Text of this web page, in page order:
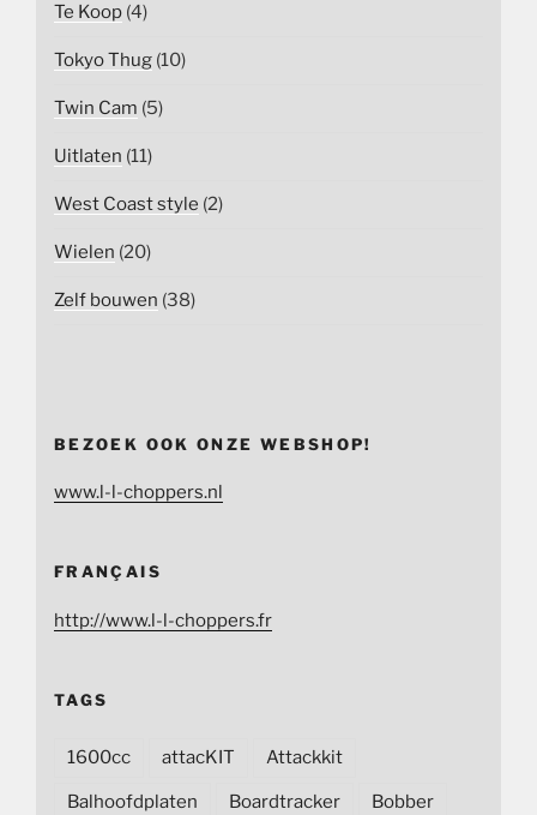
Te Koop (4)
Tokyo Thug (10)
Twin Cam (5)
Uitlaten (11)
West Coast style (2)
Wielen (20)
Zelf bouwen (38)
BEZOEK OOK ONZE WEBSHOP!
www.l-l-choppers.nl
FRANÇAIS
http://www.l-l-choppers.fr
TAGS
1600cc attacKIT Attackkit
Balhoofdplaten Boardtracker Bobber